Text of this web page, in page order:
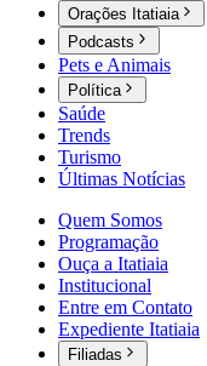
Orações Itatiaia
Podcasts
Pets e Animais
Política
Saúde
Trends
Turismo
Últimas Notícias
Quem Somos
Programação
Ouça a Itatiaia
Institucional
Entre em Contato
Expediente Itatiaia
Filiadas